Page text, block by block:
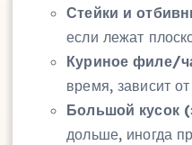
Стейки и
если лежат
Куриное филе/
время, зависит
Большой кусок
дольше, иногда